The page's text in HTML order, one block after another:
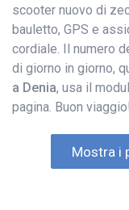
scooter nuovo di
bauletto, GPS e
cordiale. Il numero
di giorno in giorno,
a Denia, usa il
pagina. Buon viaggio!
Mostra i